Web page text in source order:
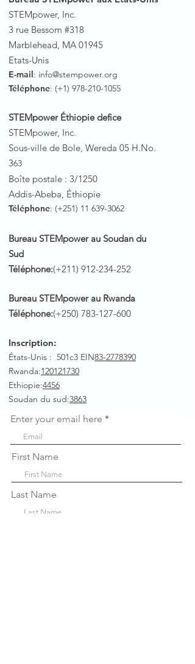
STEMpower, Inc.
3 rue Bessom #318
Marblehead, MA 01945
Etats-Unis
E-mail: info@stempower.org
Téléphone: (+1) 978-210-1055
STEMpower Éthiopie defice
STEMpower, Inc.
Sous-ville de Bole, Wereda 05 H.No.
363
Boîte postale : 3/1250
Addis-Abeba, Éthiopie
Téléphone: (+251) 11 639-3062
Bureau STEMpower au Soudan du
Sud
Téléphone:(+211) 912-234-252
Bureau STEMpower au Rwanda
Téléphone:(+250) 783-127-600
Inscription:
États-Unis : 501c3 EIN83-2778390
Rwanda:120121730
Ethiopie:4456
Soudan du sud:3863
Enter your email here
First Name
Last Name